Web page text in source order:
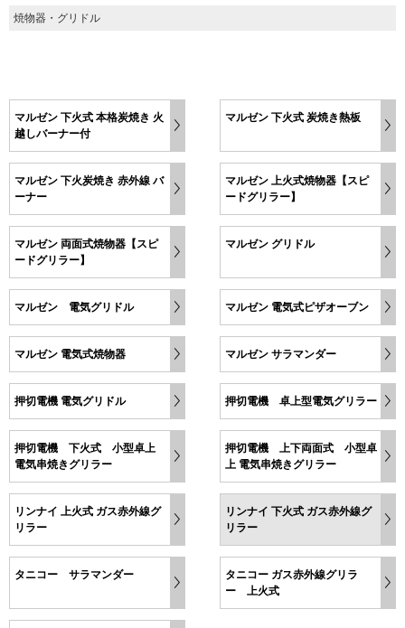
焼物器・グリドル
マルゼン 下火式 本格炭焼き 火
越しバーナー付
マルゼン 下火式 炭焼き熱板
マルゼン 下火炭焼き 赤外線 バ
ーナー
マルゼン 上火式焼物器【スピ
ードグリラー】
マルゼン 両面式焼物器【スピ
ードグリラー】
マルゼン グリドル
マルゼン 電気グリドル マルゼン 電気式ピザオーブン
マルゼン 電気式焼物器 マルゼン サラマンダー
押切電機 電気グリドル 押切電機 卓上型電気グリラー
押切電機 下火式 小型卓上
電気串焼きグリラー
押切電機 上下両面式 小型卓
上 電気串焼きグリラー
リンナイ 上火式 ガス赤外線グ
リラー
リンナイ 下火式 ガス赤外線グ
リラー
タニコー サラマンダー
タニコー ガス赤外線グリラ
ー 上火式